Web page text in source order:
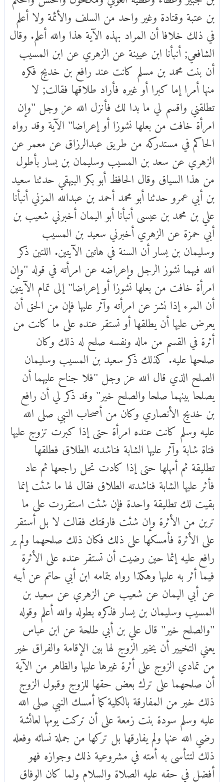
بن عتبة وقتادة وغير واحد من السلف والأئمة ولا أعلم
في ذلك خلافا أن المراد بهذه الآية هذا والله أعلم. وقال
الشافعي; أنبأنا ابن عيينة عن الزهري عن ابن المسيب
أن بنت محمد بن مسلم كانت عند رافع بن خديج فكره
منها أمرا إما كبرا أو غيره فأراد طلاقها فقالت; لا
تطلقني واقسم لي ما بدا لك فأنزل الله عز وجل "وإن
امرأة خافت من بعلها نشوزا أو إعراضا" الآية وقد رواه
الحاكم في مستدركه من طريق عبدالرزاق عن معمر عن
الزهري عن سعد بن المسيب وسليمان بن يسار بأطول
من هذا السياق وقال الحافظ أبو بكر البيهقي حدثنا سعيد
بن أبي عمرو حدثنا أبو محمد أحمد بن عبدالله المزني أنبأنا
علي بن محمد بن عيسى أنبأنا أبو اليمان أخبرني شعيب بن
أبي حمزة عن الزهري أخبرني سعيد بن المسيب
وسليمان بن يسار أن السنة في هاتين الآيتين. اللتين ذكر
الله فيهما نشوز الرجل وإعراضه عن امرأته في قوله "وإن
امرأة خافت من بعلها نشوزا أو إعراضا" إلى تمام الآيتين
أن المرء إذا نشز عن امرأته وآثر عليها فإن من الحق أن
يعرض عليها أن يطلقها أو تستقر عنده على ما كانت من
أثرة في القسم من ماله ونفسه صلح له ذلك وكان
صلحها عليه. كذلك ذكر سعيد بن المسيب وسليمان
الصلح الذي قال الله عز وجل "فلا جناح عليهما أن
يصلحا بينهما صلحا والصلح خير" وقد ذكر لي أن رافع
بن خديج الأنصاري وكان من أصحاب النبي صلى الله
عليه وسلم كانت عنده امرأة حتى إذا كبرت تزوج عليها
فتاة شابة وآثر عليها الشابة فناشدته الطلاق فطلقها
تطليقة ثم أمهلها حتى إذا كادت تحل راجعها ثم عاد
فأثر عليها الشابة فناشدته الطلاق فقال لها ما شئت إنما
بقيت لك تطليقة واحدة فإن شئت استقررت على ما
ترين من الأثرة وإن شئت فارقتك فقالت لا بل أستقر
على الأثرة فأمسكها على ذلك فكان ذلك صلحهما ولم ير
رافع عليه إثما حين رضيت أن تستقر عنده على الأثرة
فيما أثر به عليها وهكذا رواه بتمامه ابن أبي حاتم عن أبيه
عن أبي اليمان عن شعيب عن الزهري عن سعيد بن
المسيب وسليمان بن يسار فذكره بطوله والله أعلم وقوله
"والصلح خير" قال علي بن أبي طلحة عن ابن عباس
يعني التخيير أن يخير الزوج لها بين الإقامة والفراق خير
من تمادي الزوج على أثرة غيرها عليها والظاهر من الآية
أن صلحهما على ترك بعض حقها للزوج وقبول الزوج
ذلك خير من المفارقة بالكلية كما أمسك النبي صلى الله
عليه وسلم سودة بنت زمعة على أن تركت يومها لعائشة
رضي الله عنها ولم يفارقها بل تركها من جملة نسائه وفعله
ذلك لتتأسى به أمته في مشروعية ذلك وجوازه فهو
أفضل في حقه عليه الصلاة والسلام ولما كان الوفاق